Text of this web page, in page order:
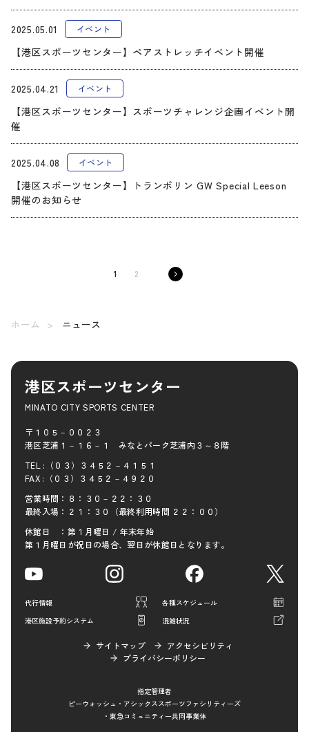
2025.05.01 イベント
【港区スポーツセンター】ペアストレッチイベント開催
2025.04.21 イベント
【港区スポーツセンター】スポーツチャレンジ企画イベント開
催
2025.04.08 イベント
【港区スポーツセンター】トランポリン GW Special Leeson
開催のお知らせ
1 2
ホーム ニュース
港区スポーツセンター
MINATO CITY SPORTS CENTER
〒１０５－００２３
港区芝浦１－１６－１ みなとパーク芝浦内３～８階
TEL :（０３）３４５２－４１５１
FAX :（０３）３４５２－４９２０
営業時間：８：３０－２２：３０
最終入場：２１：３０（最終利用時間 ２２：００）
休館日 ：第１月曜日 / 年末年始
第１月曜日が祝日の場合、翌日が休館日となります。
代行情報
各種スケジュール
港区施設予約システム
混雑状況
サイトマップ
アクセシビリティ
プライバシーポリシー
指定管理者
ピーウォッシュ・アシックススポーツファシリティーズ
・東急コミュニティー共同事業体